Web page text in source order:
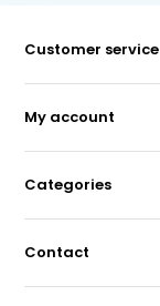
Customer service
My account
Categories
Contact